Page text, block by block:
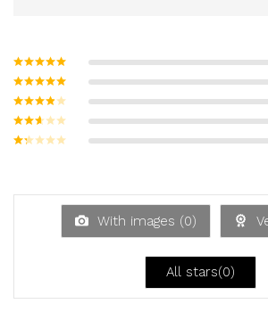
Bewertet mit
Bewertet
5
Bewerte
von 5
Bew
et
With images (0)
All stars(0)